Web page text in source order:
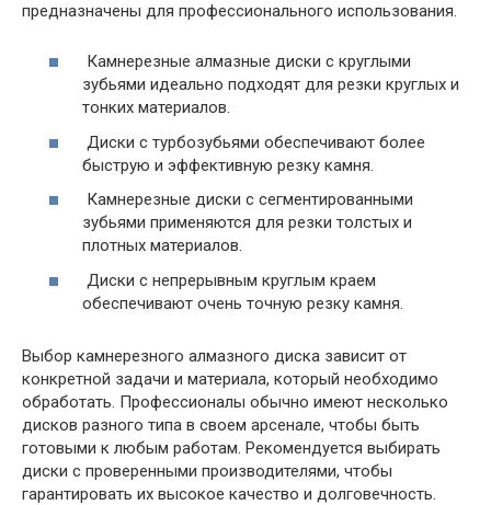
предназначены для профессионального использования.
Камнерезные алмазные диски с круглыми
зубьями идеально подходят для резки круглых и
тонких материалов.
Диски с турбозубьями обеспечивают более
быструю и эффективную резку камня.
Камнерезные диски с сегментированными
зубьями применяются для резки толстых и
плотных материалов.
Диски с непрерывным круглым краем
обеспечивают очень точную резку камня.
Выбор камнерезного алмазного диска зависит от
конкретной задачи и материала, который необходимо
обработать. Профессионалы обычно имеют несколько
дисков разного типа в своем арсенале, чтобы быть
готовыми к любым работам. Рекомендуется выбирать
диски с проверенными производителями, чтобы
гарантировать их высокое качество и долговечность.